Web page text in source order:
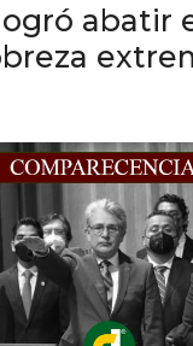
abatir